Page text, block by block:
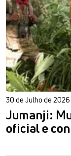
30 de Julho de 2026
Jumanji:
oficial e